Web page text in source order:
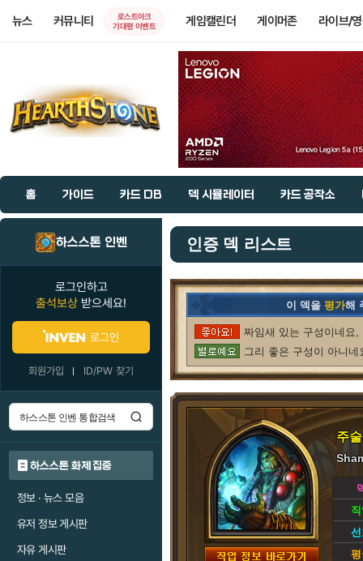
뉴스 커뮤니티
로스트아크
기대평 이벤트
게임캘린더 게이머존 라이브/
홈 가이드 카드 DB 덱 시뮬레이터 카드 공작소
하스스톤 인벤
로그인하고
출석보상 받으세요!
로그인
회원가입 ID/PW 찾기
하스스톤 화제 집중
정보 · 뉴스 모음
유저 정보 게시판
자유 게시판
인증 덱 리스트
이 덱을 평가해
짜임새 있는 구성이네요,
그리 좋은 구성이 아니네
주